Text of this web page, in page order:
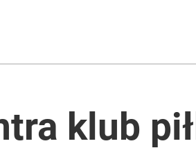
klub